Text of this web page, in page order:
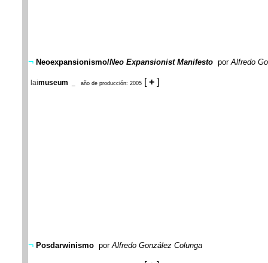
¬ Neoexpansionismo/Neo Expansionist ManifestoporAlfredo
laimuseum año de producción: 2005[+]
¬ Posdarwinismo porAlfredo González Colunga